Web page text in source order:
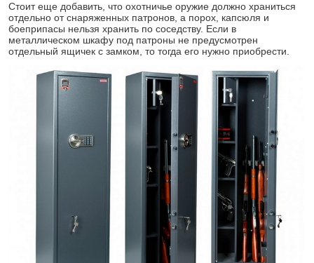
Стоит еще добавить, что охотничье оружие должно храниться
отдельно от снаряженных патронов, а порох, капсюля и
боеприпасы нельзя хранить по соседству. Если в
металлическом шкафу под патроны не предусмотрен
отдельный ящичек с замком, то тогда его нужно приобрести.